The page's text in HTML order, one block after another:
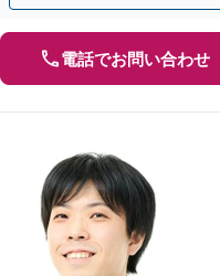
電話でお問い合わせ